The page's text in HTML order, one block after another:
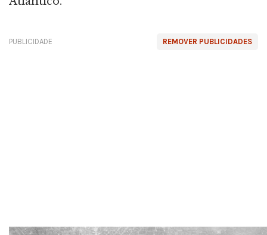
REMOVER PUBLICIDADES
PUBLICIDADE